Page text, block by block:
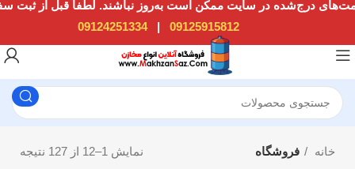
09125915812
|
09124251334
خانه فروشگاه نمایش 1–12 از 127 نتیجه